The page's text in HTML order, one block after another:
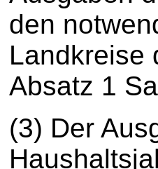
den
Landkreise
Absatz 1
(3) Der